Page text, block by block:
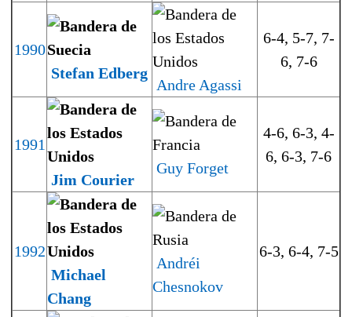
1990
Stefan Edberg
Andre Agassi
6-4, 5-7, 7-
6, 7-6
1991
Jim Courier
Guy Forget
4-6, 6-3, 4-
6, 6-3, 7-6
1992
Michael
Chang
Andréi
Chesnokov
6-3, 6-4, 7-5